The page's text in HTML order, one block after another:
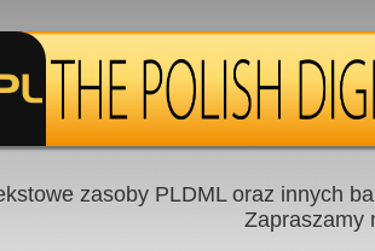
zasoby PLDML oraz innych
Zapraszamy